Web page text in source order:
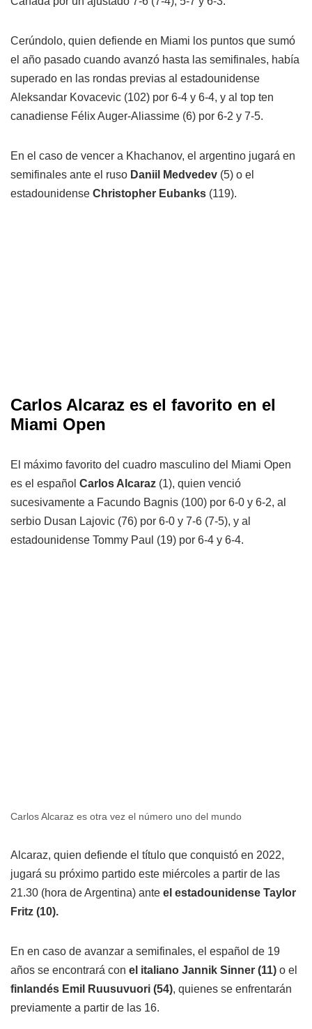
Cerúndolo, quien defiende en Miami los puntos que sumó
el año pasado cuando avanzó hasta las semifinales, había
superado en las rondas previas al estadounidense
Aleksandar Kovacevic (102) por 6-4 y 6-4, y al top ten
canadiense Félix Auger-Aliassime (6) por 6-2 y 7-5.
En el caso de vencer a Khachanov, el argentino jugará en
semifinales ante el ruso Daniil Medvedev (5) o el
estadounidense Christopher Eubanks (119).
Carlos Alcaraz es el favorito en el
Miami Open
El máximo favorito del cuadro masculino del Miami Open
es el español Carlos Alcaraz (1), quien venció
sucesivamente a Facundo Bagnis (100) por 6-0 y 6-2, al
serbio Dusan Lajovic (76) por 6-0 y 7-6 (7-5), y al
estadounidense Tommy Paul (19) por 6-4 y 6-4.
Carlos Alcaraz es otra vez el número uno del mundo
Alcaraz, quien defiende el título que conquistó en 2022,
jugará su próximo partido este miércoles a partir de las
21.30 (hora de Argentina) ante el estadounidense Taylor
Fritz (10).
En en caso de avanzar a semifinales, el español de 19
años se encontrará con el italiano Jannik Sinner (11) o el
finlandés Emil Ruusuvuori (54), quienes se enfrentarán
previamente a partir de las 16.